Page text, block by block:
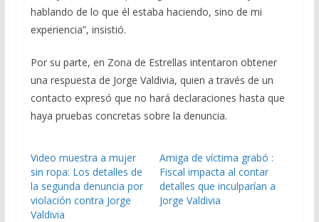
hablando de lo que él estaba haciendo, sino de mi
experiencia”, insistió.
Por su parte, en Zona de Estrellas intentaron obtener
una respuesta de Jorge Valdivia, quien a través de un
contacto expresó que no hará declaraciones hasta que
haya pruebas concretas sobre la denuncia.
Video muestra a mujer
sin ropa: Los detalles de
la segunda denuncia por
violación contra Jorge
Valdivia
Amiga de víctima grabó :
Fiscal impacta al contar
detalles que inculparían a
Jorge Valdivia